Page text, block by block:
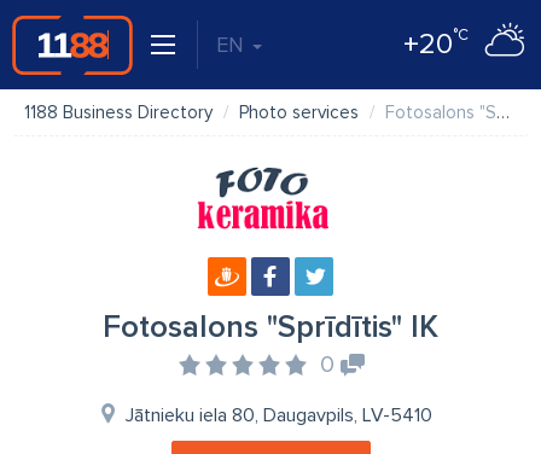
EN +20°C
1188 Business Directory Photo services Fotosalons "Sprīdītis" IK
Fotosalons "Sprīdītis" IK
0
Jātnieku iela 80, Daugavpils, LV-5410